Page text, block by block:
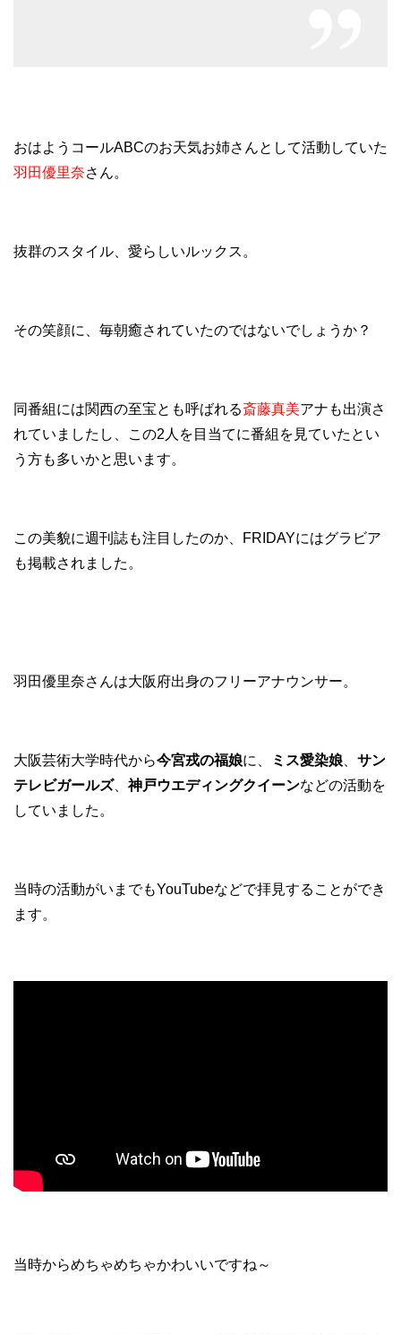
おはようコールABCのお天気お姉さんとして活動していた
羽田優里奈さん。
抜群のスタイル、愛らしいルックス。
その笑顔に、毎朝癒されていたのではないでしょうか？
同番組には関西の至宝とも呼ばれる斎藤真美アナも出演さ
れていましたし、この2人を目当てに番組を見ていたとい
う方も多いかと思います。
この美貌に週刊誌も注目したのか、FRIDAYにはグラビア
も掲載されました。
羽田優里奈さんは大阪府出身のフリーアナウンサー。
大阪芸術大学時代から今宮戎の福娘に、 ミス愛染娘
サン
テレビガールズ、神戸ウエディングクイーンなどの活動を
していました。
当時の活動がいまでもYouTubeなどで拝見することができ
ます。
当時からめちゃめちゃかわいいですね～